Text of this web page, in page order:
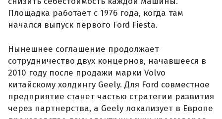
Площадка работает с 1976 года, когда там
начался выпуск первого Ford Fiesta.
Нынешнее соглашение продолжает
сотрудничество двух концернов, начавшееся в
2010 году после продажи марки Volvo
китайскому холдингу Geely. Для Ford совместное
предприятие станет частью стратегии развития
через партнерства, а Geely локализует в Европе